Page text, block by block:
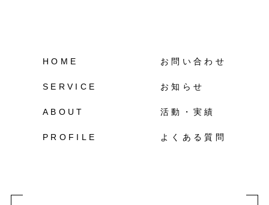
HOME
SERVICE
ABOUT
PROFILE
お問い合わせ
お知らせ
活動・実績
よくある質問